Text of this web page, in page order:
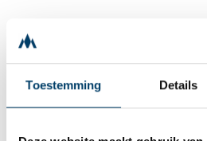
Toestemming Details
Soms moet een lange intro